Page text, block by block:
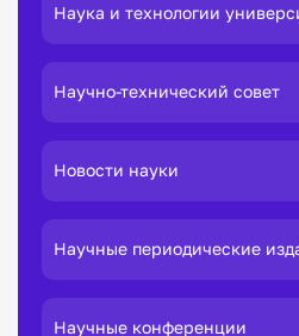
Наука и технологии
Научно-технический совет
Новости науки
Научные периодические
Научные конференции